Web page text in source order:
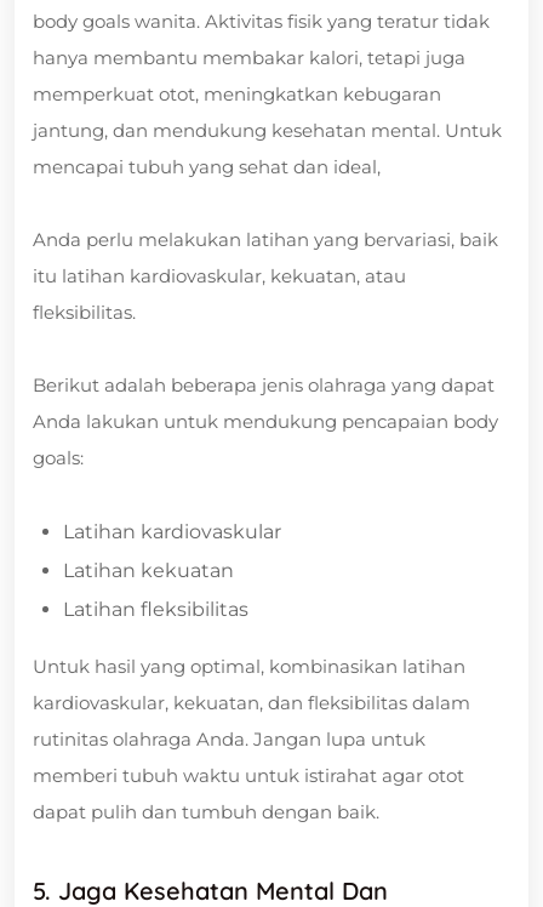
body goals wanita. Aktivitas fisik yang teratur tidak
hanya membantu membakar kalori, tetapi juga
memperkuat otot, meningkatkan kebugaran
jantung, dan mendukung kesehatan mental. Untuk
mencapai tubuh yang sehat dan ideal,
Anda perlu melakukan latihan yang bervariasi, baik
itu latihan kardiovaskular, kekuatan, atau
fleksibilitas.
Berikut adalah beberapa jenis olahraga yang dapat
Anda lakukan untuk mendukung pencapaian body
goals:
Latihan kardiovaskular
Latihan kekuatan
Latihan fleksibilitas
Untuk hasil yang optimal, kombinasikan latihan
kardiovaskular, kekuatan, dan fleksibilitas dalam
rutinitas olahraga Anda. Jangan lupa untuk
memberi tubuh waktu untuk istirahat agar otot
dapat pulih dan tumbuh dengan baik.
5. Jaga Kesehatan Mental Dan